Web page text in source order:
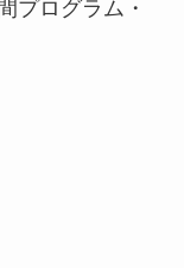
プログラム・